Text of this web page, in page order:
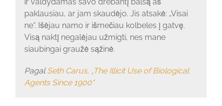
paklausiau, ar jam skaudėjo. Jis atsakė: „Visai
ne“. Išėjau namo ir išmečiau kolbeles į gatvę.
Visą naktį negalėjau užmigti, nes mane
siaubingai graužė sąžinė.
Pagal Seth Carus, „The Illicit Use of Biological
Agents Since 1900“